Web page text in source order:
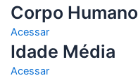
Corpo Humano
Acessar
Idade Média
Acessar